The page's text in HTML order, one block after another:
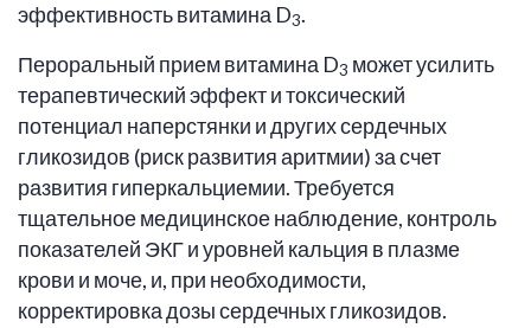
эффективность витамина D3.
Пероральный прием витамина D3 может усилить
терапевтический эффект и токсический
потенциал наперстянки и других сердечных
гликозидов (риск развития аритмии) за счет
развития гиперкальциемии. Требуется
тщательное медицинское наблюдение, контроль
показателей ЭКГ и уровней кальция в плазме
крови и моче, и, при необходимости,
корректировка дозы сердечных гликозидов.